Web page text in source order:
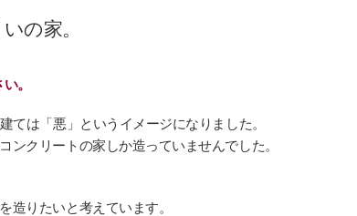
の家。
。
ては「悪」というイメージになりました。
ンクリートの家しか造っていませんでした。
造りたいと考えています。